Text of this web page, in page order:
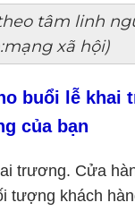
tâm linh
xã hội)
buổi lễ khai
của bạn
trương. Cửa
tượng khách